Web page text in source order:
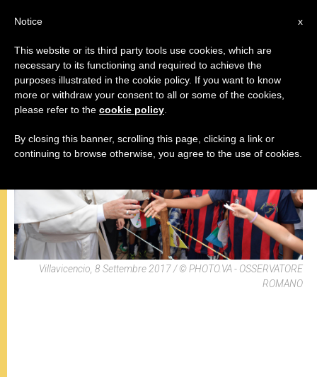
VIAGGI
Villavicencio, 8 Settembre 2017 / © PHOTO.VA - OSSERVATORE
ROMANO
x
Notice
This website or its third party tools use cookies, which are
necessary to its functioning and required to achieve the
purposes illustrated in the cookie policy. If you want to know
more or withdraw your consent to all or some of the cookies,
please refer to the cookie policy
By closing this banner, scrolling this page, clicking a link or
continuing to browse otherwise, you agree to the use of cookies.